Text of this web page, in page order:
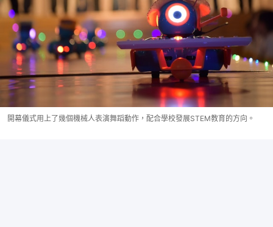
開幕儀式用上了幾個機械人表演舞蹈動作，配合學校發展STEM教育的方向。